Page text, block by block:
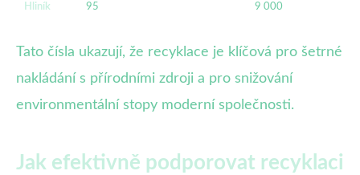
Hliník 95 9 000
Tato čísla ukazují, že recyklace je klíčová pro šetrné
nakládání s přírodními zdroji a pro snižování
environmentální stopy moderní společnosti.
Jak efektivně podporovat recyklaci